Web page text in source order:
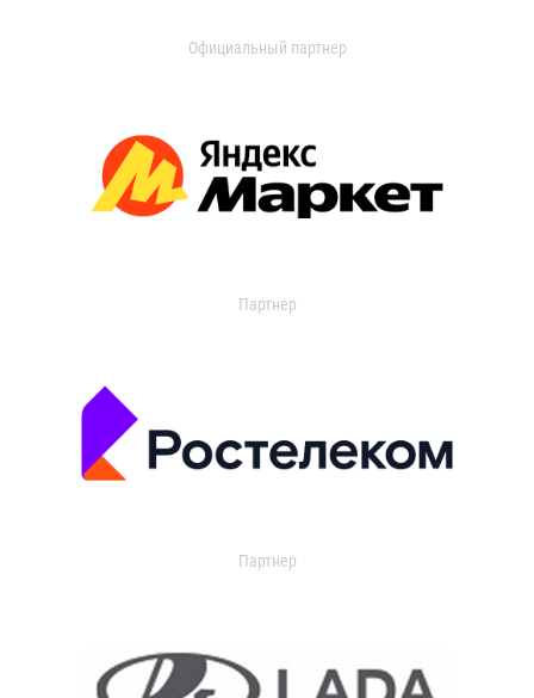
Официальный партнер
Партнер
Партнер